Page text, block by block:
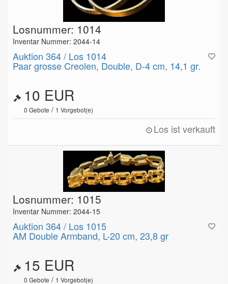
Losnummer: 1014
Inventar Nummer: 2044-14
Auktion 364 / Los 1014
Paar grosse Creolen, Double, D-4 cm, 14,1 gr.
10 EUR
0 Gebote / 1 Vorgebot(e)
Los ist verkauft
Losnummer: 1015
Inventar Nummer: 2044-15
Auktion 364 / Los 1015
AM Double Armband, L-20 cm, 23,8 gr
15 EUR
0 Gebote / 1 Vorgebot(e)